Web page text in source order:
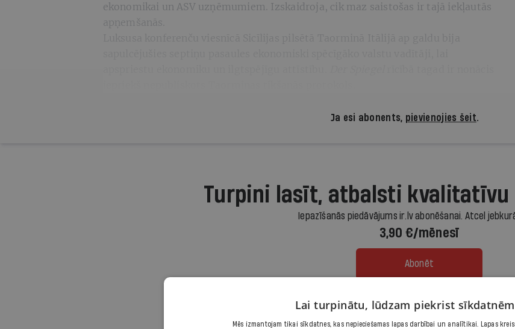
ekonomikai un ASV uzņēmumiem. Izskaidroja, cik maz saistošas ir tajā iekļautās
apņemšanās.
Ja esi abonents, pievienojies šeit.
Turpini lasīt, atbalsti
Iepazīšanās piedāvājums ir.lv abonēšanai. Atcel
3,90 €/mēnesī
Abonēt
Citas abonēšanas iespējas meklē šeit
Lai turpinātu, lūdzam piekrist sīkdatnēm
Mēs izmantojam tikai sīkdatnes, kas nepieciešamas lapas darbībai un analītikai. Lapas